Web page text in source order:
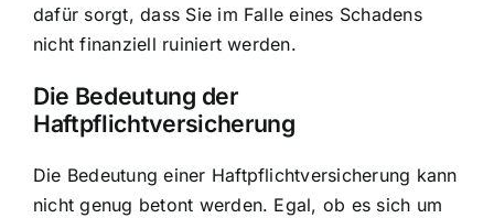
dafür sorgt, dass Sie im Falle eines Schadens
nicht finanziell ruiniert werden.
Die Bedeutung der
Haftpflichtversicherung
Die Bedeutung einer Haftpflichtversicherung kann
nicht genug betont werden. Egal, ob es sich um